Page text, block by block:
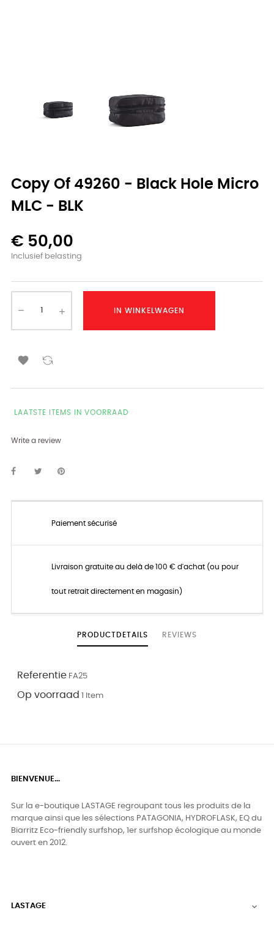
Copy Of 49260 - Black Hole Micro
MLC - BLK
€ 50,00
Inclusief belasting
IN WINKELWAGEN

LAATSTE ITEMS IN VOORRAAD
Write a review
Paiement sécurisé
Livraison gratuite au delà de 100 € d'achat (ou pour
tout retrait directement en magasin)
PRODUCTDETAILS REVIEWS
Referentie FA25
Op voorraad 1 Item
BIENVENUE...
Sur la e-boutique LASTAGE regroupant tous les produits de la
marque ainsi que les sélections PATAGONIA, HYDROFLASK, EQ du
Biarritz Eco-friendly surfshop, 1er surfshop écologique au monde
ouvert en 2012.
LASTAGE 